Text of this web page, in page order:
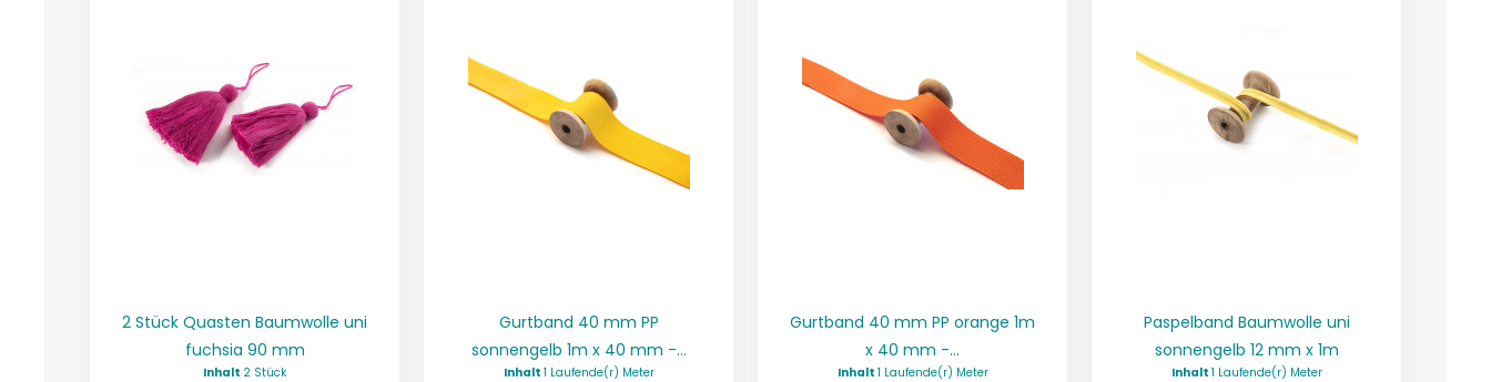
2 Stück Quasten Baumwolle uni
fuchsia 90 mm
Inhalt 2 Stück
Gurtband 40 mm PP
sonnengelb 1m x 40 mm -...
Inhalt 1 Laufende(r) Meter
Gurtband 40 mm PP orange 1m
x 40 mm -...
Inhalt 1 Laufende(r) Meter
Paspelband Baumwolle uni
sonnengelb 12 mm x 1m
Inhalt 1 Laufende(r) Meter